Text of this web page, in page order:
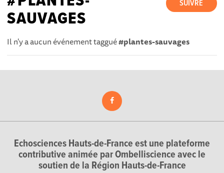
SUIVRE
SAUVAGES
Il n'y a aucun événement taggué#plantes-sauvages
Echosciences Hauts-de-France est une plateforme
contributive animée par Ombelliscience avec le
soutien de la Région Hauts-de-France